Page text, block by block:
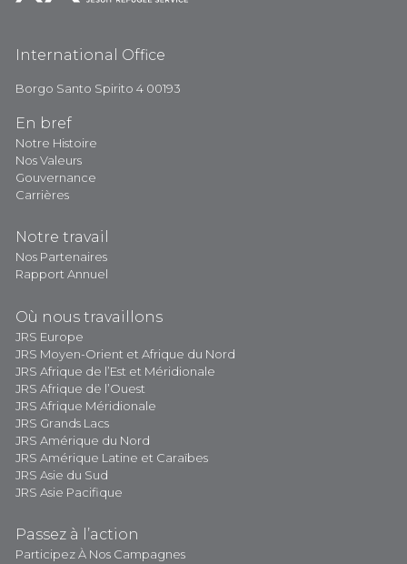
International Office
Borgo Santo Spirito 4 00193
En bref
Notre Histoire
Nos Valeurs
Gouvernance
Carrières
Notre travail
Nos Partenaires
Rapport Annuel
Où nous travaillons
JRS Europe
JRS Moyen-Orient et Afrique du Nord
JRS Afrique de l’Est et Méridionale
JRS Afrique de l’Ouest
JRS Afrique Méridionale
JRS Grands Lacs
JRS Amérique du Nord
JRS Amérique Latine et Caraïbes
JRS Asie du Sud
JRS Asie Pacifique
Passez à l’action
Participez À Nos Campagnes